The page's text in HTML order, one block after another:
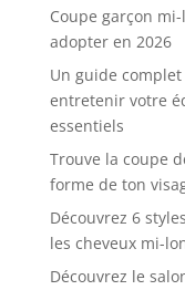
Coupe garçon
adopter en 2026
Un guide
entretenir votre
essentiels
Trouve la coupe
forme de ton
Découvrez 6
les cheveux mi-
Découvrez le